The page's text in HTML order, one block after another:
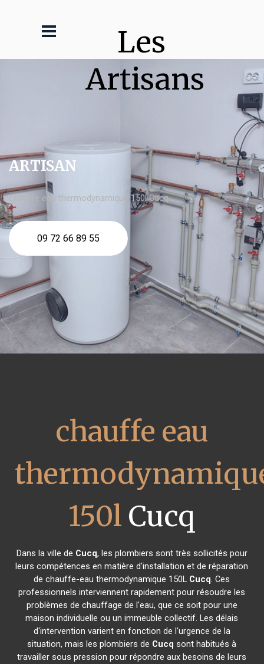
Les
Artisans
ARTISAN
chauffe eau thermodynamique 150l Cucq
09 72 66 89 55
chauffe eau
150l Cucq
Dans la ville de Cucq, les plombiers sont très sollicités pour
leurs compétences en matière d'installation et de réparation
de chauffe-eau thermodynamique 150L Cucq. Ces
professionnels interviennent rapidement pour résoudre les
problèmes de chauffage de l'eau, que ce soit pour une
maison individuelle ou un immeuble collectif. Les délais
d'intervention varient en fonction de l'urgence de la
situation, mais les plombiers de Cucq sont habitués à
travailler sous pression pour répondre aux besoins de leurs